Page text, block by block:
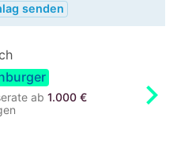
senden
ab 1.000 €
chevron_right